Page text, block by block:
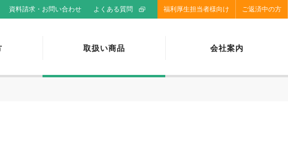
資料請求・お問い合わせ よくある質問 福利厚生担当者様向け ご返済中の方
取扱い商品 会社案内